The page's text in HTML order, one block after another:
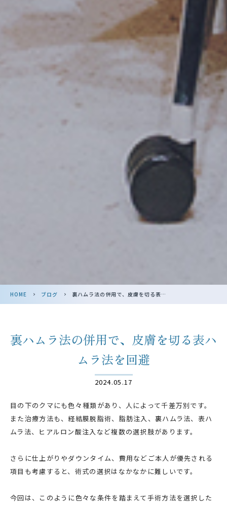
HOME > ブログ > 裏ハムラ法の併用で、皮膚を切る表ハムラ法･･･
裏ハムラ法の併用で、皮膚を切る表ハ
ムラ法を回避
2024.05.17
目の下のクマにも色々種類があり、人によって千差万別です。
また治療方法も、経結膜脱脂術、脂肪注入、裏ハムラ法、表ハ
ムラ法、ヒアルロン酸注入など複数の選択肢があります。
さらに仕上がりやダウンタイム、費用などご本人が優先される
項目も考慮すると、術式の選択はなかなかに難しいです。
今回は、このように色々な条件を踏まえて手術方法を選択した